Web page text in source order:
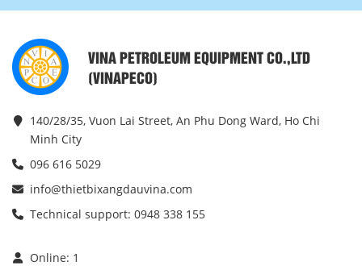
VINA PETROLEUM EQUIPMENT CO.,LTD
(VINAPECO)
140/28/35, Vuon Lai Street, An Phu Dong Ward, Ho Chi
Minh City
096 616 5029
info@thietbixangdauvina.com
Technical support: 0948 338 155
Online: 1